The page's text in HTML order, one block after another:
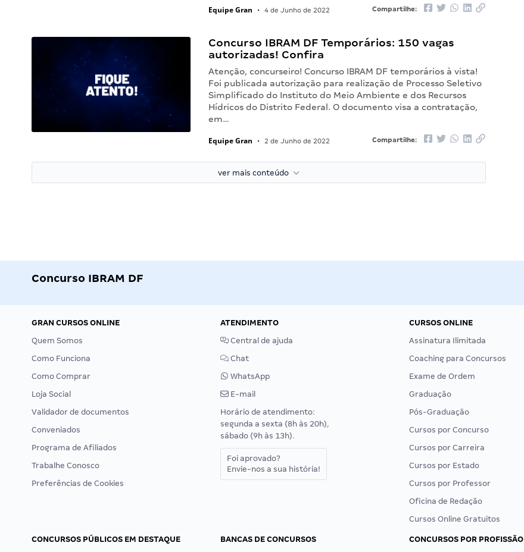
Equipe Gran • 4 de Junho de 2022 Compartilhe:
Concurso IBRAM DF Temporários: 150 vagas
autorizadas! Confira
Atenção, concurseiro! Concurso IBRAM DF temporários à vista!
Foi publicada autorização para realização de Processo Seletivo
Simplificado do Instituto do Meio Ambiente e dos Recursos
Hídricos do Distrito Federal. O documento visa a contratação,
em…
Equipe Gran • 2 de Junho de 2022 Compartilhe:
ver mais conteúdo
Concurso IBRAM DF
GRAN CURSOS ONLINE
Quem Somos
Como Funciona
Como Comprar
Loja Social
Validador de documentos
Conveniados
Programa de Afiliados
Trabalhe Conosco
Preferências de Cookies
ATENDIMENTO
Central de ajuda
Chat
WhatsApp
E-mail
Horário de atendimento:
segunda a sexta (8h às 20h),
sábado (9h às 13h).
Foi aprovado?
Envie-nos a sua história!
CURSOS ONLINE
Assinatura Ilimitada
Coaching para Concursos
Exame de Ordem
Graduação
Pós-Graduação
Cursos por Concurso
Cursos por Carreira
Cursos por Estado
Cursos por Professor
Oficina de Redação
Cursos Online Gratuitos
CONCURSOS PÚBLICOS EM DESTAQUE
BANCAS DE CONCURSOS
CONCURSOS POR PROFISSÃO